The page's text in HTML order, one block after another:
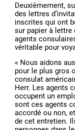
Deuxièmement,
des lettres
inscrites qui ont
sur papier à
agents
véritable pour
« Nous aidons
pour le plus gros
consulat
Herr. Les agents
occupent un
sont ces agents
accordé ou non,
de cet entretien.